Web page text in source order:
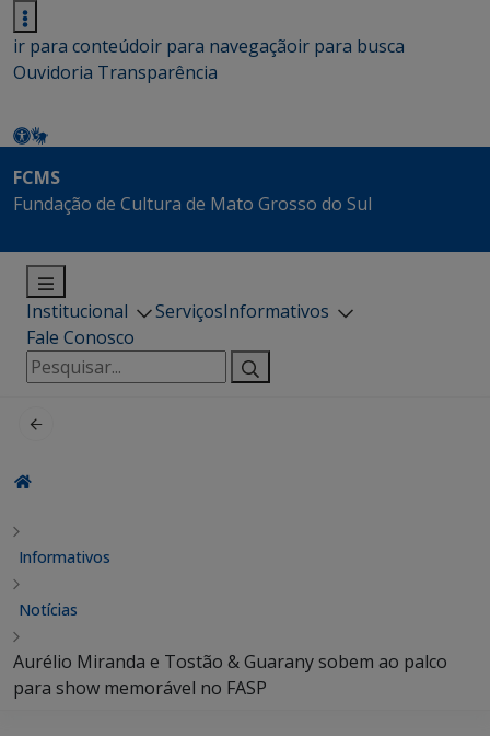
ir para conteúdoir para navegaçãoir para busca
Ouvidoria Transparência
FCMS
Fundação de Cultura de Mato Grosso do Sul
Institucional ServiçosInformativos
Fale Conosco
Pesquisar
por:
Informativos
Notícias
Aurélio Miranda e Tostão & Guarany sobem ao palco
para show memorável no FASP